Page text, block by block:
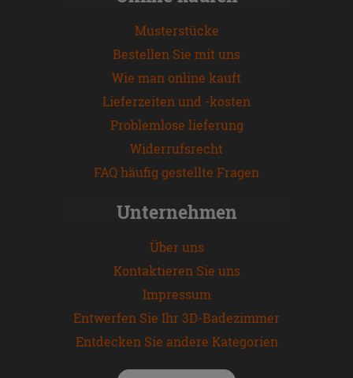
Musterstücke
Bestellen Sie mit uns
Wie man online kauft
Lieferzeiten und -kosten
Problemlose lieferung
Widerrufsrecht
FAQ häufig gestellte Fragen
Unternehmen
Über uns
Kontaktieren Sie uns
Impressum
Entwerfen Sie Ihr 3D-Badezimmer
Entdecken Sie andere Kategorien